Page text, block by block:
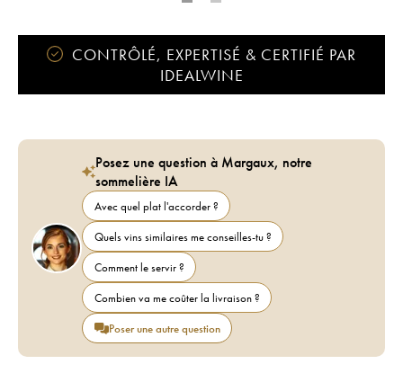
CONTRÔLÉ, EXPERTISÉ & CERTIFIÉ PAR
IDEALWINE
Posez une question à Margaux, notre
sommelière IA
Avec quel plat l'accorder ?
Quels vins similaires me conseilles-tu ?
Comment le servir ?
Combien va me coûter la livraison ?
Poser une autre question